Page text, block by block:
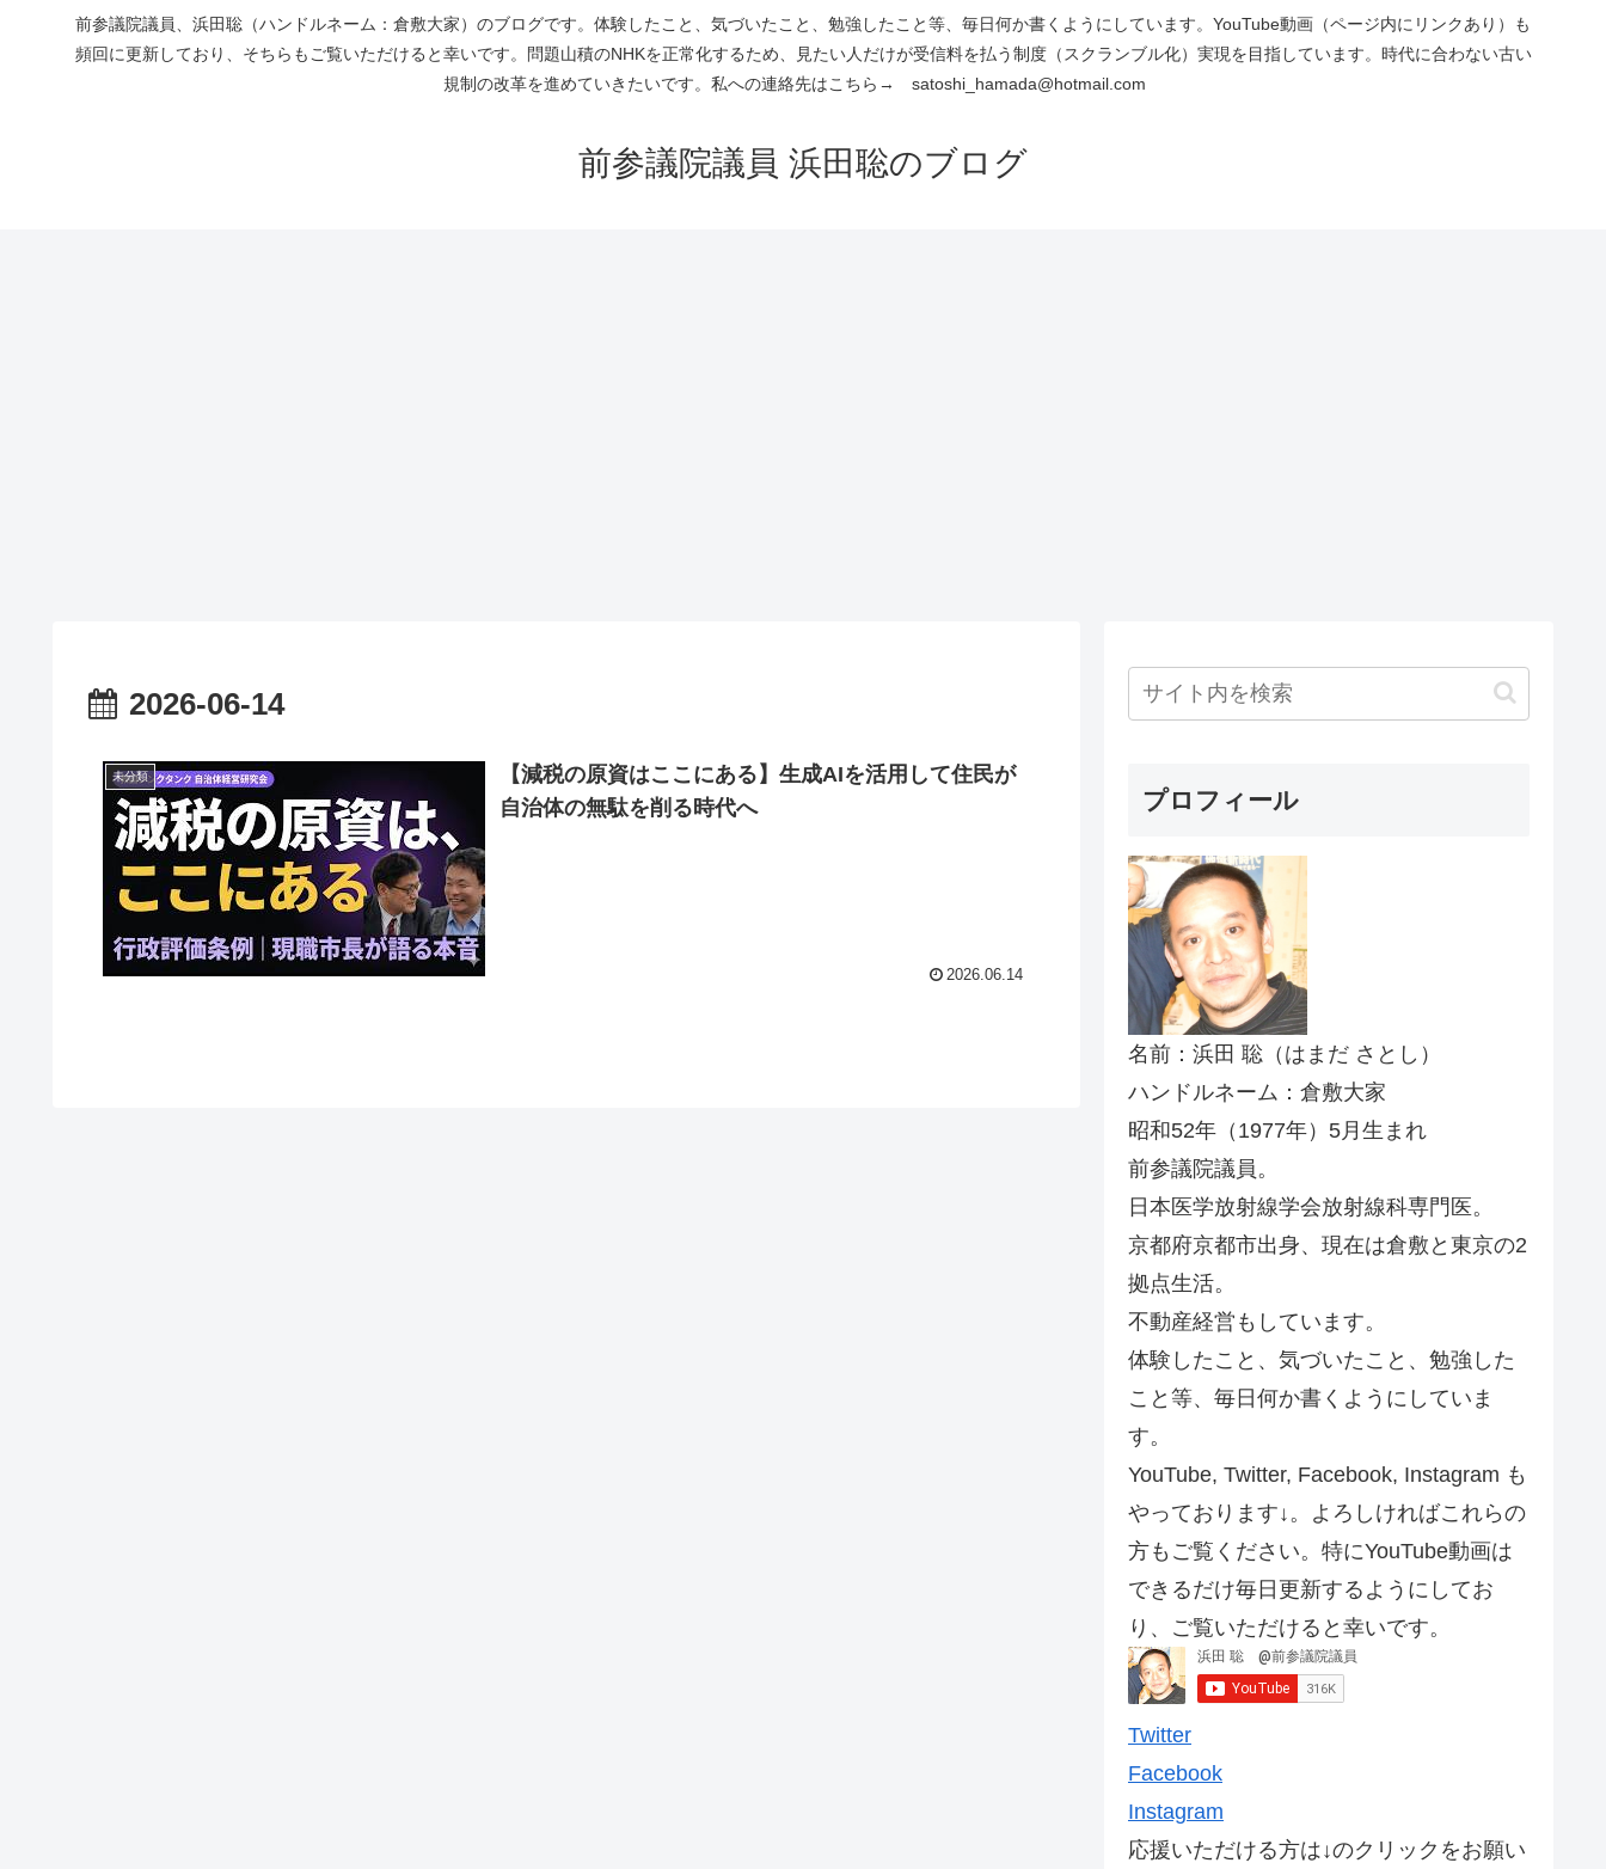
前参議院議員、浜田聡（ハンドルネーム：倉敷大家）のブログです。体験したこと、気づいたこと、勉強したこと等、毎日何か書くようにしています。YouTube動画（ページ内にリンクあり）も
頻回に更新しており、そちらもご覧いただけると幸いです。問題山積のNHKを正常化するため、見たい人だけが受信料を払う制度（スクランブル化）実現を目指しています。時代に合わない古い
規制の改革を進めていきたいです。私への連絡先はこちら→ satoshi_hamada@hotmail.com
前参議院議員 浜田聡のブログ
2026-06-14
未分類
【減税の原資はここにある】生成AIを活用して住民が
自治体の無駄を削る時代へ
2026.06.14
プロフィール
名前：浜田 聡（はまだ さとし）
ハンドルネーム：倉敷大家
昭和52年（1977年）5月生まれ
前参議院議員。
日本医学放射線学会放射線科専門医。
京都府京都市出身、現在は倉敷と東京の2
拠点生活。
不動産経営もしています。
体験したこと、気づいたこと、勉強した
こと等、毎日何か書くようにしていま
す。
YouTube, Twitter, Facebook, Instagram も
やっております↓。よろしければこれらの
方もご覧ください。特にYouTube動画は
できるだけ毎日更新するようにしてお
り、ご覧いただけると幸いです。
Twitter
Facebook
Instagram
応援いただける方は↓のクリックをお願い